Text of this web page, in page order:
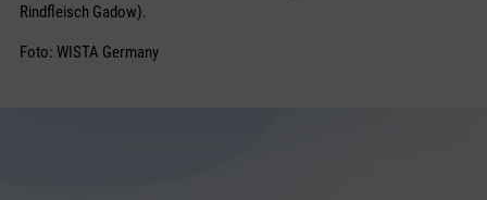
Rindfleisch Gadow).
Foto: WISTA Germany